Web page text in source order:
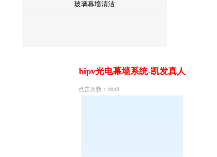
玻璃幕墙清洁
bipv光电幕墙系统-凯发真人
点击次数：5659